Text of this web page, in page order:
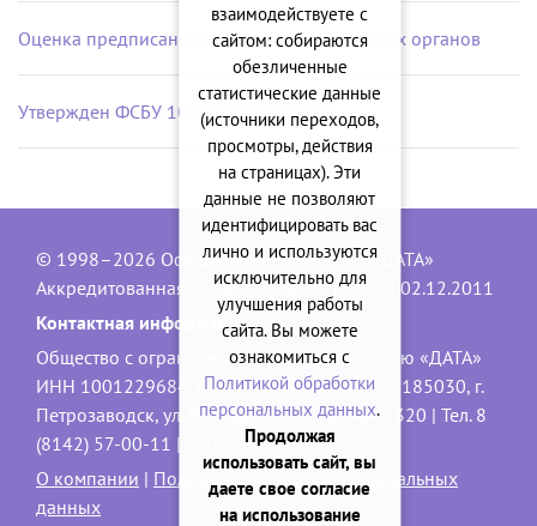
Оценка предписаний контрольно-надзорных органов
Утвержден ФСБУ 10/2026 «Расходы»
© 1998–2026 Официальный сайт ООО «ДАТА»
Аккредитованная IT-компания, № 1840 от 02.12.2011
Контактная информация:
Общество с ограниченной ответственностью «ДАТА»
ИНН 1001229684, ОГРН 1101001001551 | 185030, г.
Петрозаводск, ул. Володарского, 40, офис 320 | Тел. 8
(8142) 57-00-11 |
data@onego.ru
О компании | Политика обработки персональных
данных
взаимодействуете с
сайтом: собираются
обезличенные
статистические данные
(источники переходов,
просмотры, действия
на страницах). Эти
данные не позволяют
идентифицировать вас
лично и используются
исключительно для
улучшения работы
сайта. Вы можете
ознакомиться с
Политикой обработки
персональных данных.
Продолжая
использовать сайт, вы
даете свое согласие
на использование